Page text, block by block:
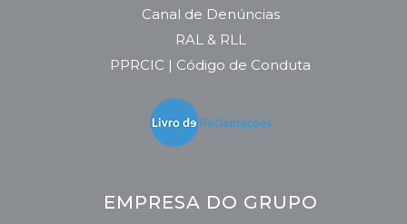
Canal de Denúncias
RAL & RLL
PPRCIC | Código de Conduta
EMPRESA DO GRUPO